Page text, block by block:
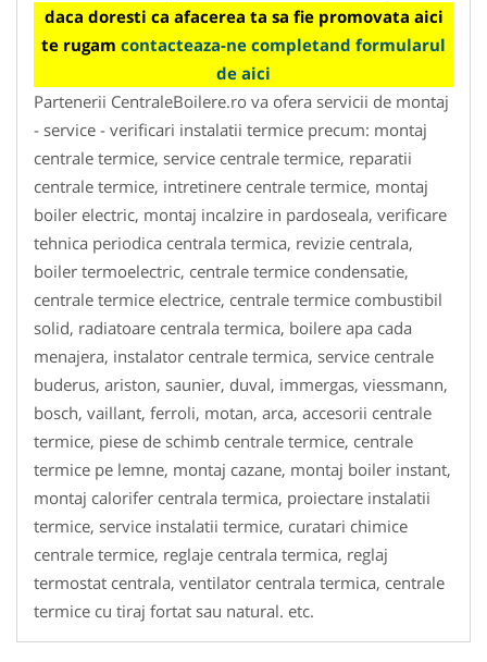
daca doresti ca afacerea ta sa fie promovata aici
te rugam contacteaza-ne completand formularul
de aici
Partenerii CentraleBoilere.ro va ofera servicii de montaj
- service - verificari instalatii termice precum: montaj
centrale termice, service centrale termice, reparatii
centrale termice, intretinere centrale termice, montaj
boiler electric, montaj incalzire in pardoseala, verificare
tehnica periodica centrala termica, revizie centrala,
boiler termoelectric, centrale termice condensatie,
centrale termice electrice, centrale termice combustibil
solid, radiatoare centrala termica, boilere apa cada
menajera, instalator centrale termica, service centrale
buderus, ariston, saunier, duval, immergas, viessmann,
bosch, vaillant, ferroli, motan, arca, accesorii centrale
termice, piese de schimb centrale termice, centrale
termice pe lemne, montaj cazane, montaj boiler instant,
montaj calorifer centrala termica, proiectare instalatii
termice, service instalatii termice, curatari chimice
centrale termice, reglaje centrala termica, reglaj
termostat centrala, ventilator centrala termica, centrale
termice cu tiraj fortat sau natural. etc.